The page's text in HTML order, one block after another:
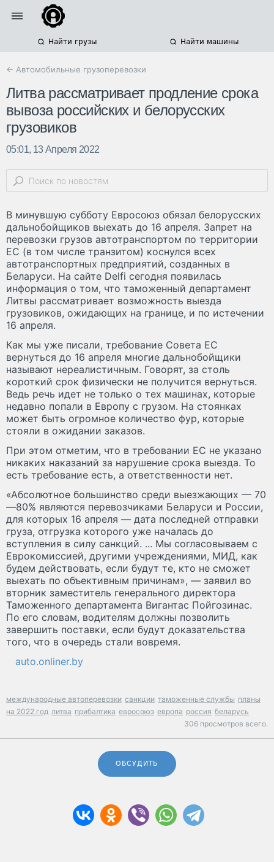
Найти грузы Найти машины
← Автомобильные грузоперевозки
Литва рассматривает продление срока
вывоза российских и белорусских
грузовиков
05:01, 13 Апреля 2022
В минувшую субботу Евросоюз обязал белорусских
дальнобойщиков выехать до 16 апреля. Запрет на
перевозки грузов автотранспортом по территории
ЕС (в том числе транзитом) коснулся всех
автотранспортных предприятий, созданных в
Беларуси. На сайте Delfi сегодня появилась
информация о том, что таможенный департамент
Литвы рассматривает возможность выезда
грузовиков, ожидающих на границе, и по истечении
16 апреля.
Как мы уже писали, требование Совета ЕС
вернуться до 16 апреля многие дальнобойщики
называют нереалистичным. Говорят, за столь
короткий срок физически не получится вернуться.
Ведь речь идет не только о тех машинах, которые
недавно попали в Европу с грузом. На стоянках
может быть огромное количество фур, которые
стояли в ожидании заказов.
При этом отметим, что в требовании ЕС не указано
никаких наказаний за нарушение срока выезда. То
есть требование есть, а ответственности нет.
«Абсолютное большинство среди выезжающих — 70
—80% являются перевозчиками Беларуси и России,
для которых 16 апреля — дата последней отправки
груза, отгрузка которого уже началась до
вступления в силу санкций. ... Мы согласовываем с
Еврокомиссией, другими учреждениями, МИД, как
будем действовать, если будут те, кто не сможет
выехать по объективным причинам», — заявил во
вторник заместитель генерального директора
Таможенного департамента Вигантас Пойгозинас.
По его словам, водителям должны позволить
завершить поставки, если будут доказательства
того, что в очередь стали вовремя.
auto.onliner.by
международные автоперевозки санкции таможенные службы планы
на 2022 год литва прибалтика евросоюз европа россия беларусь
306 просмотров всего.
ОБСУДИТЬ